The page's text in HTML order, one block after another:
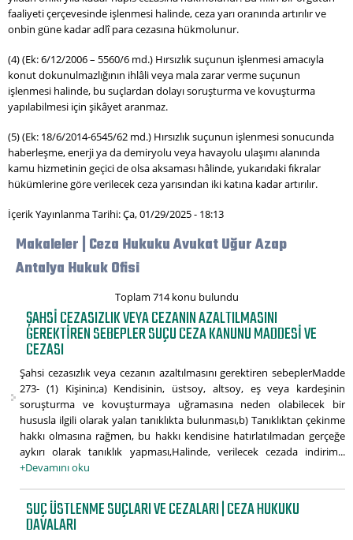
faaliyeti çerçevesinde işlenmesi halinde, ceza yarı oranında artırılır ve
onbin güne kadar adlî para cezasına hükmolunur.
(4) (Ek: 6/12/2006 – 5560/6 md.) Hırsızlık suçunun işlenmesi amacıyla
konut dokunulmazlığının ihlâli veya mala zarar verme suçunun
işlenmesi halinde, bu suçlardan dolayı soruşturma ve kovuşturma
yapılabilmesi için şikâyet aranmaz.
(5) (Ek: 18/6/2014-6545/62 md.) Hırsızlık suçunun işlenmesi sonucunda
haberleşme, enerji ya da demiryolu veya havayolu ulaşımı alanında
kamu hizmetinin geçici de olsa aksaması hâlinde, yukarıdaki fıkralar
hükümlerine göre verilecek ceza yarısından iki katına kadar artırılır.
İçerik Yayınlanma Tarihi: Ça, 01/29/2025 - 18:13
Makaleler | Ceza Hukuku Avukat Uğur Azap
Antalya Hukuk Ofisi
Toplam 714 konu bulundu
ŞAHSI CEZASIZLIK VEYA CEZANIN AZALTILMASINI
GEREKTIREN SEBEPLER SUÇU CEZA KANUNU MADDESI VE
CEZASI
Şahsi cezasızlık veya cezanın azaltılmasını gerektiren sebeplerMadde
273- (1) Kişinin;a) Kendisinin, üstsoy, altsoy, eş veya kardeşinin
soruşturma ve kovuşturmaya uğramasına neden olabilecek bir
hususla ilgili olarak yalan tanıklıkta bulunması,b) Tanıklıktan çekinme
hakkı olmasına rağmen, bu hakkı kendisine hatırlatılmadan gerçeğe
aykırı olarak tanıklık yapması,Halinde, verilecek cezada indirim...
+Devamını oku
SUÇ ÜSTLENME SUÇLARI VE CEZALARI | CEZA HUKUKU
DAVALARI